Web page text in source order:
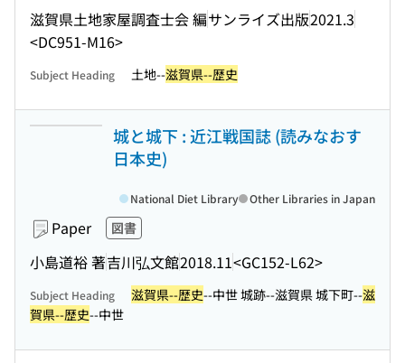
滋賀県土地家屋調査士会 編サンライズ出版2021.3
<DC951-M16>
Subject Heading 土地--滋賀県--歴史
城と城下 : 近江戦国誌 (読みなおす
日本史)
Paper 図書
小島道裕 著吉川弘文館2018.11<GC152-L62>
National Diet Library Other Libraries in Japan
Subject Heading 滋賀県--歴史--中世 城跡--滋賀県 城下町--滋
賀県--歴史--中世